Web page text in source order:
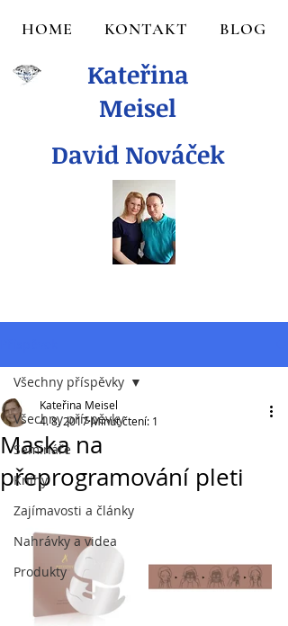
HOME KONTAKT BLOG
Kateřina
Meisel
David Nováček
Všechny příspěvky
Semináře
Knihy
Zajímavosti a články
Nahrávky a videa
Produkty
Všechny příspěvky
Maska na
přeprogramování pleti
Kateřina Meisel
4. 8. 2017Minut čtení: 1